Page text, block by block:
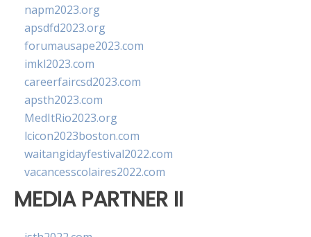
napm2023.org
apsdfd2023.org
forumausape2023.com
imkl2023.com
careerfaircsd2023.com
apsth2023.com
MedItRio2023.org
lcicon2023boston.com
waitangidayfestival2022.com
vacancesscolaires2022.com
MEDIA PARTNER II